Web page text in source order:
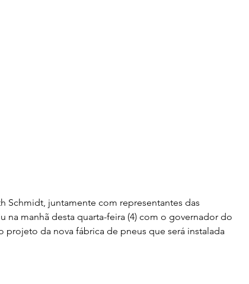
Schmidt, juntamente com representantes das
na manhã desta quarta-feira (4) com o governador do
projeto da nova fábrica de pneus que será instalada